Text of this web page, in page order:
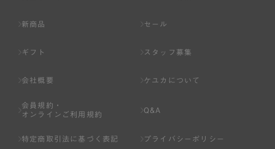
新商品 セール
ギフト スタッフ募集
会社概要 ケユカについて
会員規約・
オンラインご利用規約
Q&A
特定商取引法に基づく表記 プライバシーポリシー